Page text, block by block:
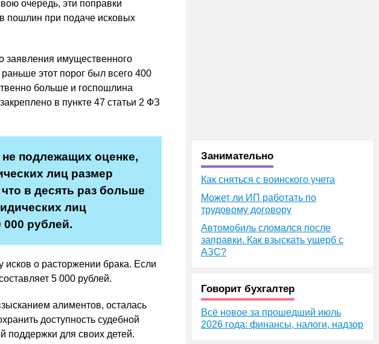
очередь, эти поправки
пошлин при подаче исковых
заявления имущественного
раньше этот порог был всего 400
больше и госпошлина
в пункте 47 статьи 2 ФЗ
подлежащих оценке,
лиц размер
в десять раз больше
лиц
000 рублей.
о расторжении брака. Если
5 000 рублей.
алиментов, осталась
доступность судебной
поддержки для своих детей.
Занимательно
Как сняться с воинского учета
Может ли ИП работать по
трудовому договору
Автомобиль сломался после
заправки. Как взыскать ущерб с
АЗС?
Говорит бухгалтер
Всё новое за прошедший июль
2026 года: финансы, налоги, надзор